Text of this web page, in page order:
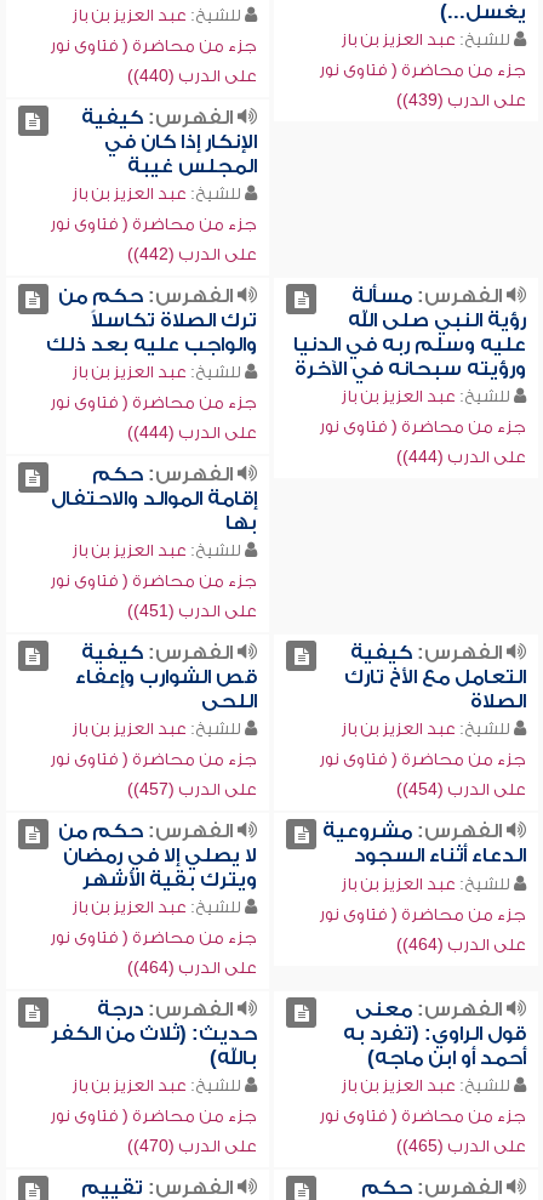
يغسل...)
للشيخ: عبد العزيز بن باز
جزء من محاضرة ( فتاوى نور
على الدرب (439))
للشيخ: عبد العزيز بن باز
جزء من محاضرة ( فتاوى نور
على الدرب (440))
الفهرس:كيفية
الإنكار إذا كان في
المجلس غيبة
للشيخ: عبد العزيز بن باز
جزء من محاضرة ( فتاوى نور
على الدرب (442))
الفهرس:مسألة
رؤية النبي صلى الله
عليه وسلم ربه في الدنيا
ورؤيته سبحانه في الآخرة
للشيخ: عبد العزيز بن باز
جزء من محاضرة ( فتاوى نور
على الدرب (444))
الفهرس:حكم من
ترك الصلاة تكاسلاً
والواجب عليه بعد ذلك
للشيخ: عبد العزيز بن باز
جزء من محاضرة ( فتاوى نور
على الدرب (444))
الفهرس:حكم
إقامة الموالد والاحتفال
بها
للشيخ: عبد العزيز بن باز
جزء من محاضرة ( فتاوى نور
على الدرب (451))
الفهرس:كيفية
التعامل مع الأخ تارك
الصلاة
للشيخ: عبد العزيز بن باز
جزء من محاضرة ( فتاوى نور
على الدرب (454))
الفهرس:كيفية
قص الشوارب وإعفاء
اللحى
للشيخ: عبد العزيز بن باز
جزء من محاضرة ( فتاوى نور
على الدرب (457))
الفهرس:مشروعية
الدعاء أثناء السجود
للشيخ: عبد العزيز بن باز
جزء من محاضرة ( فتاوى نور
على الدرب (464))
الفهرس:حكم من
لا يصلي إلا في رمضان
ويترك بقية الأشهر
للشيخ: عبد العزيز بن باز
جزء من محاضرة ( فتاوى نور
على الدرب (464))
الفهرس:معنى
قول الراوي: (تفرد به
أحمد أو ابن ماجه)
للشيخ: عبد العزيز بن باز
جزء من محاضرة ( فتاوى نور
على الدرب (465))
الفهرس:درجة
حديث: (ثلاث من الكفر
بالله)
للشيخ: عبد العزيز بن باز
جزء من محاضرة ( فتاوى نور
على الدرب (470))
الفهرس:حكم
الفهرس: تقييم